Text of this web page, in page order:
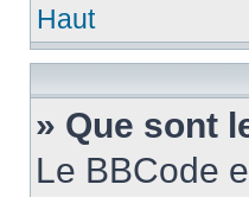
Haut
» Que sont
Le BBCode